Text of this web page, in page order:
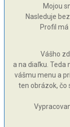
Mojou
Nasleduje
Profil má
Vášho
a na diaľku. Teda
vášmu menu a
ten obrázok, čo